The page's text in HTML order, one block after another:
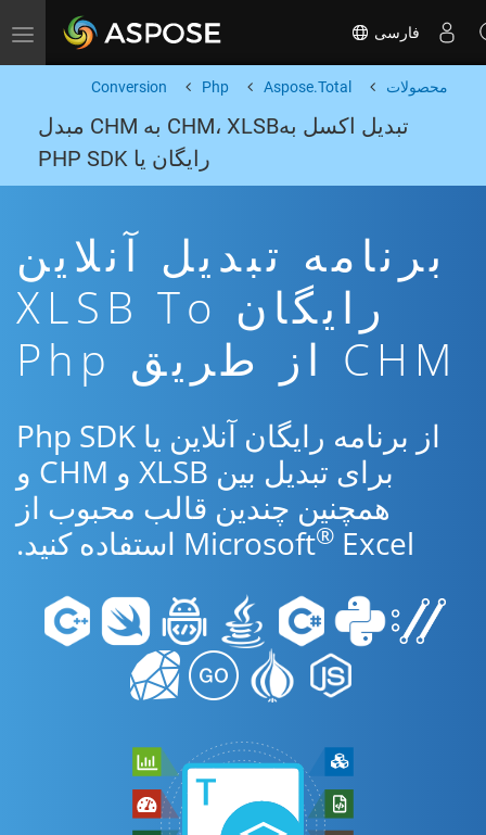
Toggle navigation فارسی
محصولات Aspose.Total
Php
Conversion
تبدیل اکسل بهCHM، XLSB به CHM مبدل
رایگان یا PHP SDK
برنامه تبدیل آنلاین
رایگان XLSB To
CHM از طریق Php
از برنامه رایگان آنلاین یا Php SDK
برای تبدیل بین XLSB و CHM و
همچنین چندین قالب محبوب از
Microsoft® Excel استفاده کنید.